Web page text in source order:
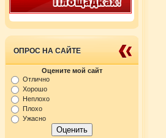
ОПРОС НА САЙТЕ
Оцените мой сайт
Отлично
Хорошо
Неплохо
Плохо
Ужасно